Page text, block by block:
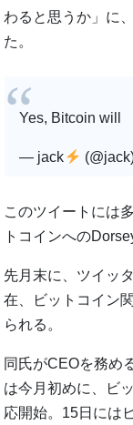
わると思うか」に
た。
Yes, Bitcoin will
— jack
このツイートには
トコインへの
先月末に、ツイッ
在、ビットコイン
られる。
同氏がCEOを務め
は今月初めに、ビ
応開始。15日には